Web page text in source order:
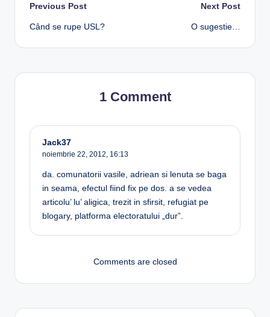
Post
navigation
Previous Post
Când se rupe USL?
Next Post
O sugestie…
1 Comment
Jack37
noiembrie 22, 2012, 16:13
da. comunatorii vasile, adriean si lenuta se baga
in seama, efectul fiind fix pe dos. a se vedea
articolu’ lu’ aligica, trezit in sfirsit, refugiat pe
blogary, platforma electoratului „dur”.
Comments are closed